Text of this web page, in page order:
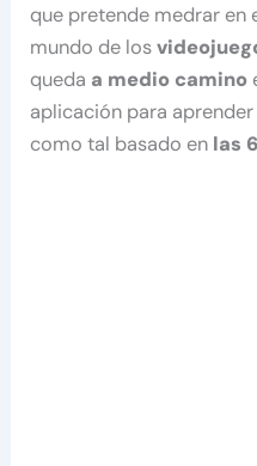
que pretende medrar en
mundo de los
queda a medio camino
aplicación para
como tal basado en las